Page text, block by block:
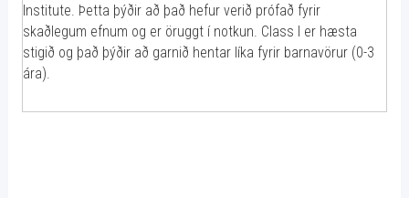
Institute. Þetta þýðir að það hefur verið prófað fyrir
skaðlegum efnum og er öruggt í notkun. Class I er hæsta
stigið og það þýðir að garnið hentar líka fyrir barnavörur (0-3
ára).